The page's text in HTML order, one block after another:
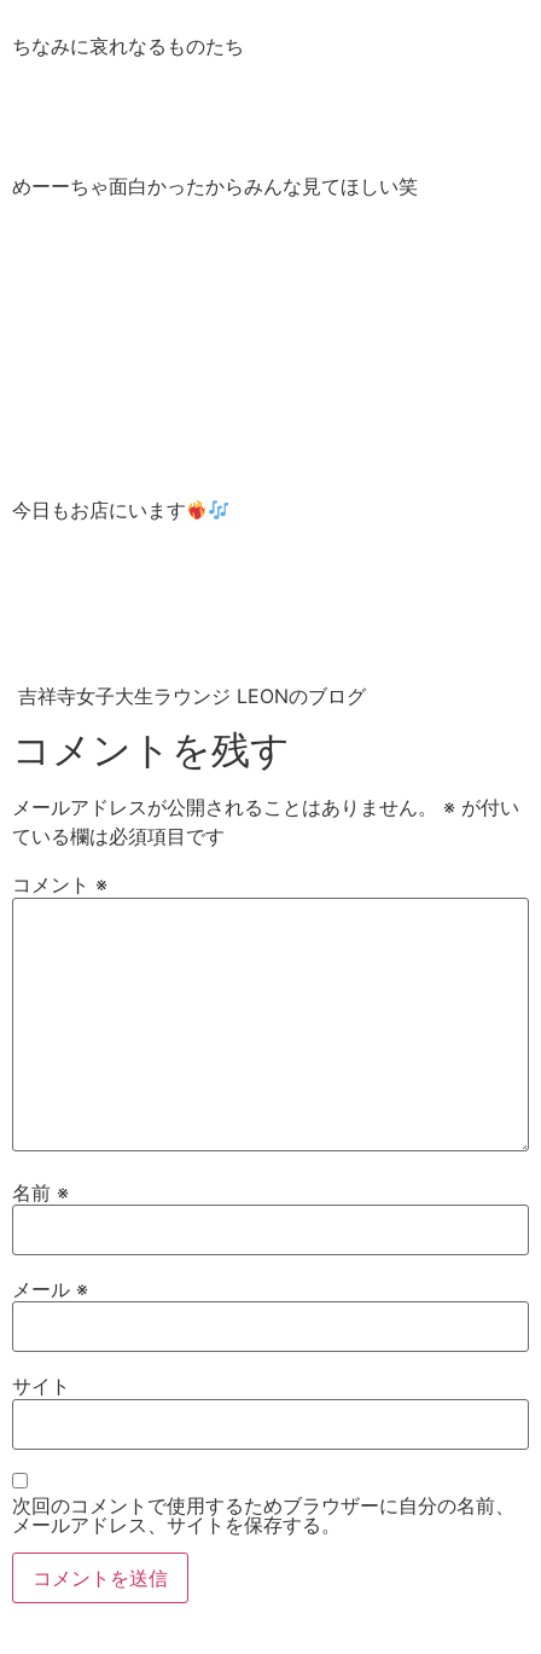
ちなみに哀れなるものたち
めーーちゃ面白かったからみんな見てほしい笑
今日もお店にいます
吉祥寺女子大生ラウンジ LEONのブログ
コメントを残す
メールアドレスが公開されることはありません。 ※ が付い
ている欄は必須項目です
コメント ※
名前 ※
メール ※
サイト
次回のコメントで使用するためブラウザーに自分の名前、
メールアドレス、サイトを保存する。